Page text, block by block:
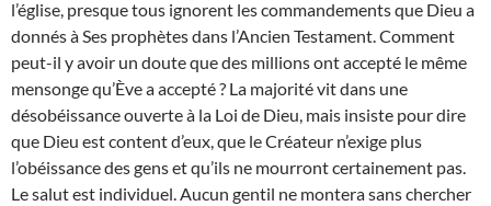
l’église, presque tous ignorent les commandements que Dieu a
donnés à Ses prophètes dans l’Ancien Testament. Comment
peut-il y avoir un doute que des millions ont accepté le même
mensonge qu’Ève a accepté ? La majorité vit dans une
désobéissance ouverte à la Loi de Dieu, mais insiste pour dire
que Dieu est content d’eux, que le Créateur n’exige plus
l’obéissance des gens et qu’ils ne mourront certainement pas.
Le salut est individuel. Aucun gentil ne montera sans chercher